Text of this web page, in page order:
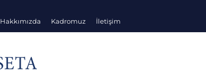
Hakkımızda Kadromuz İletişim